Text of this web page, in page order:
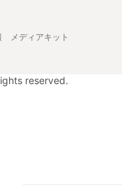
メディアキット
reserved.